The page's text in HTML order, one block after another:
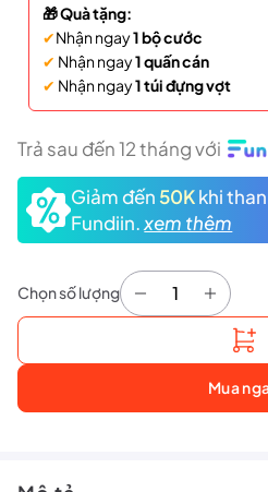
🎁 Quà tặng:
✔Nhận ngay1 bộ cước
✔ Nhận ngay1 quấn cán
✔ Nhận ngay1 túi đựng vợt
Trả sau đến 12 tháng với
Giảm đến 50Kkhi
Fundiin.xem thêm
Chọn số lượng
Vợt cầu lông VS
Mua